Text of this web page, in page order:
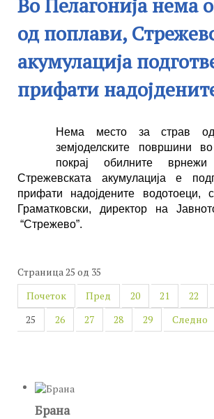
Во Пелагонија нема
од поплави,
акумулација
прифати
Нема место за страв
земјоделските површини
покрај обилните
Стрежевската акумулација е
прифати надојдените водотоеци,
Граматковски, директор на
“Стрежево”.
Страница 25 од 35
Почеток
Пред 20 21 22
25
26 27 28 29 Следно
Брана